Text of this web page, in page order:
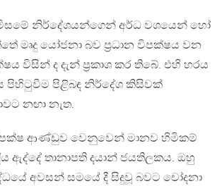
නිර්දේශයන්ගෙන් අර්ධ වශයෙන් හෝ
මෘදු යෝජනා බව ප්‍රධාන විපක්ෂය වන
විසින් ද දැන් ප්‍රකාශ කර තිබේ. එහි හරය
පිහිටුවීම පිළිබඳ නිර්දේශ කිසිවක්
නඟා නැත.
ආණ්ඩුව වෙනුවෙන් මානව හිමිකම්
ඇද්දේ තානාපති දයාන් ජයතිලකය. ඔහු
අවසන් සමයේ දී සිදුවූ බවට චෝදනා